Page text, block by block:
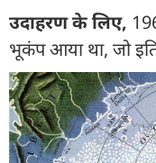
उदाहरण के लिए,
भूकंप आया था, जो